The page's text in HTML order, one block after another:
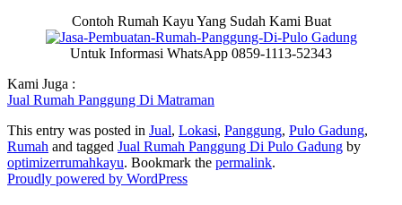
Contoh Rumah Kayu Yang Sudah Kami Buat
Untuk Informasi WhatsApp 0859-1113-52343
Kami Juga :
Jual Rumah Panggung Di Matraman
This entry was posted in Jual, Lokasi, Panggung, Pulo Gadung,
Rumah and tagged Jual Rumah Panggung Di Pulo Gadung by
optimizerrumahkayu. Bookmark the permalink.
Proudly powered by WordPress